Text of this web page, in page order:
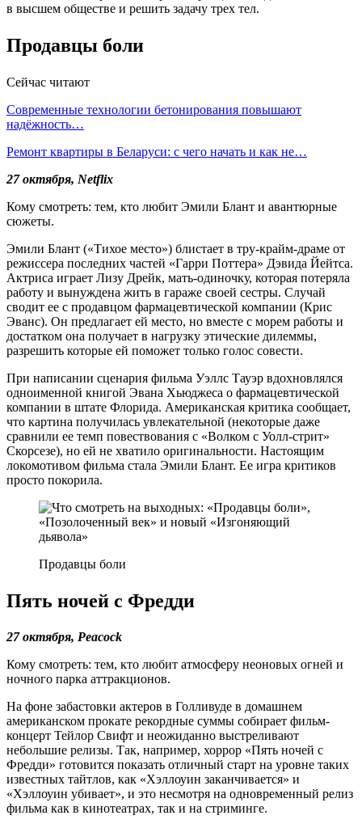
в высшем обществе и решить задачу трех тел.
Продавцы боли
Сейчас читают
Современные технологии бетонирования повышают
надёжность…
Ремонт квартиры в Беларуси: с чего начать и как не…
27 октября, Netflix
Кому смотреть: тем, кто любит Эмили Блант и авантюрные
сюжеты.
Эмили Блант («Тихое место») блистает в тру-крайм-драме от
режиссера последних частей «Гарри Поттера» Дэвида Йейтса.
Актриса играет Лизу Дрейк, мать-одиночку, которая потеряла
работу и вынуждена жить в гараже своей сестры. Случай
сводит ее с продавцом фармацевтической компании (Крис
Эванс). Он предлагает ей место, но вместе с морем работы и
достатком она получает в нагрузку этические дилеммы,
разрешить которые ей поможет только голос совести.
При написании сценария фильма Уэллс Тауэр вдохновлялся
одноименной книгой Эвана Хьюджеса о фармацевтической
компании в штате Флорида. Американская критика сообщает,
что картина получилась увлекательной (некоторые даже
сравнили ее темп повествования с «Волком с Уолл-стрит»
Скорсезе), но ей не хватило оригинальности. Настоящим
локомотивом фильма стала Эмили Блант. Ее игра критиков
просто покорила.
Продавцы боли
Пять ночей с Фредди
27 октября, Peacock
Кому смотреть: тем, кто любит атмосферу неоновых огней и
ночного парка аттракционов.
На фоне забастовки актеров в Голливуде в домашнем
американском прокате рекордные суммы собирает фильм-
концерт Тейлор Свифт и неожиданно выстреливают
небольшие релизы. Так, например, хоррор «Пять ночей с
Фредди» готовится показать отличный старт на уровне таких
известных тайтлов, как «Хэллоуин заканчивается» и
«Хэллоуин убивает», и это несмотря на одновременный релиз
фильма как в кинотеатрах, так и на стриминге.